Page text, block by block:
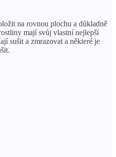
na rovnou plochu a důkladně
mají svůj vlastní nejlepší
sušit a zmrazovat a některé je